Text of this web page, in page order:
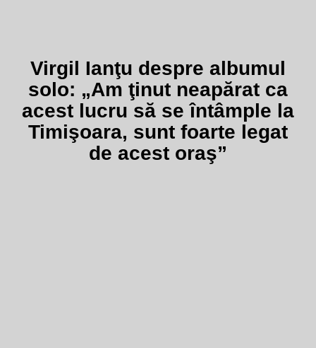
Virgil Ianţu despre albumul
solo: „Am ţinut neapărat ca
acest lucru să se întâmple la
Timişoara, sunt foarte legat
de acest oraş”